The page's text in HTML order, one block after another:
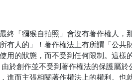
終「獼猴自拍照」會沒有著作權人，
有人的」！著作權法上有所謂「公
用的狀態，而不受到任何限制。這樣
於創作並不受到著作權法的保護屬
進而主張相關著作權法上的權利。